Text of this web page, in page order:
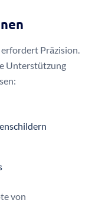
Präzision.
Unterstützung
von